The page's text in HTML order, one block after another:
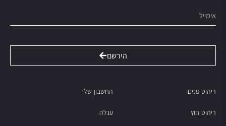
הירשם
ריהוט פנים
ריהוט חוץ
החשבון שלי
עגלה